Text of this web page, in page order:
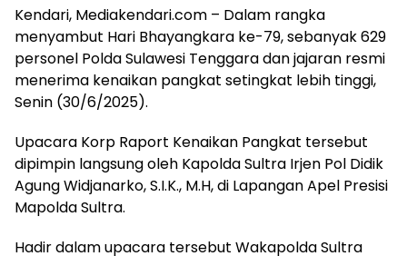
Kendari, Mediakendari.com – Dalam rangka
menyambut Hari Bhayangkara ke-79, sebanyak 629
personel Polda Sulawesi Tenggara dan jajaran resmi
menerima kenaikan pangkat setingkat lebih tinggi,
Senin (30/6/2025).
Upacara Korp Raport Kenaikan Pangkat tersebut
dipimpin langsung oleh Kapolda Sultra Irjen Pol Didik
Agung Widjanarko, S.I.K., M.H, di Lapangan Apel Presisi
Mapolda Sultra.
Hadir dalam upacara tersebut Wakapolda Sultra